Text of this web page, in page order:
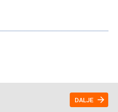
DALJE